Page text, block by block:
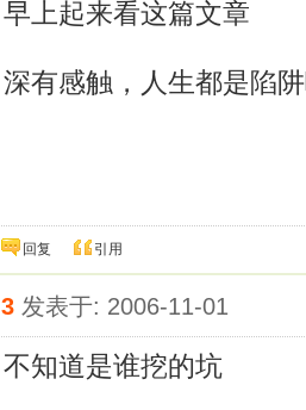
早上起来看这篇文章
深有感触，人生都是陷
回复 引用
3 发表于: 2006-11-01
不知道是谁挖的坑